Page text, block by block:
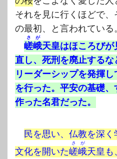
それを見に行くほどで
の最初、と言われている。
嵯峨
さが
天皇はほころび
直し、死刑を廃止する
リーダーシップを発揮
を行った。平安の基礎
作った名君だった。
民を思い、仏教を深
文化を開いた嵯峨
さが
天皇も